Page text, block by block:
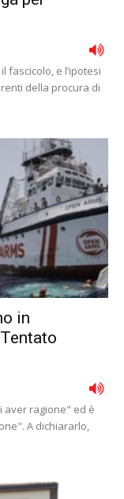
fascicolo, e l’ipotesi
della procura di
in
aver ragione" ed è
A dichiararlo,